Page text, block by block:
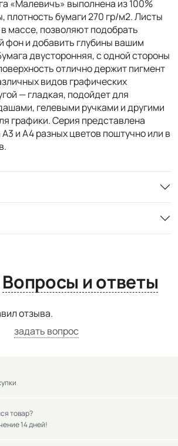
«Малевичъ» выполнена из 100%
бумаги 270 гр/м2. Листы
массе, позволяют подобрать
фон и добавить глубины вашим
двусторонняя, с одной стороны
отлично держит пигмент
видов графических
— гладкая, подойдет для
гелевыми ручками и другими
графики. Серия представлена
и А4 разных цветов поштучно или в
Вопросы и ответы
отзыва.
задать вопрос
товар?
14 дней!